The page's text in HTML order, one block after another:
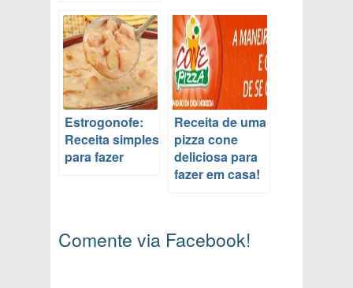
Estrogonofe:
Receita simples
para fazer
Receita de uma
pizza cone
deliciosa para
fazer em casa!
Comente via Facebook!